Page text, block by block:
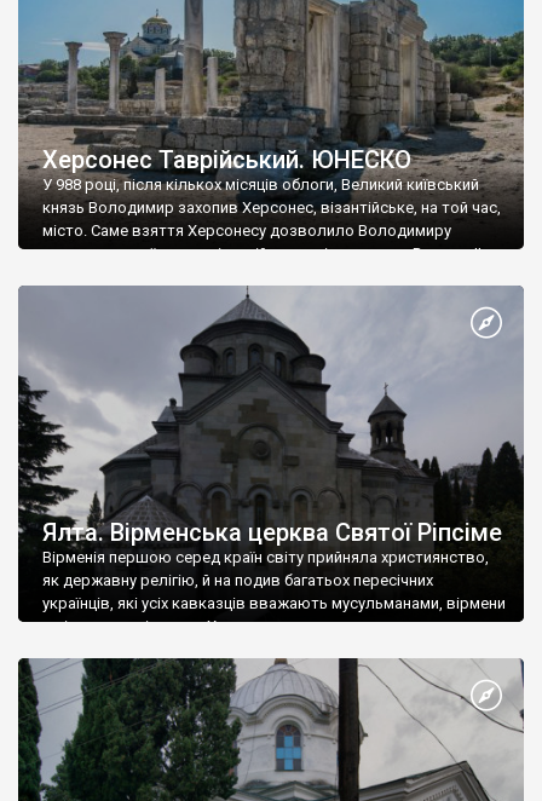
Херсонес Таврійський. ЮНЕСКО
У 988 році, після кількох місяців облоги, Великий київський
князь Володимир захопив Херсонес, візантійське, на той час,
місто. Саме взяття Херсонесу дозволило Володимиру
диктувати свої умови візантійському імператору Василю ІІ, та
Херсонесі Володимир-язичник, став Василем-християнином.
А потім було Хрещення Русі. На честь Херсонесу Таврійського
Ялта. Вірменська церква Святої Ріпсіме
Вірменія першою серед країн світу прийняла християнство,
як державну релігію, й на подив багатьох пересічних
українців, які усіх кавказців вважають мусульманами, вірмени
є відданими вірянами Христа